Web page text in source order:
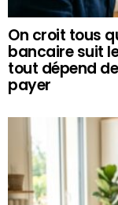
On croit tous
bancaire suit
tout dépend
payer